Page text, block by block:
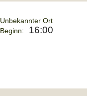
Unbekannter Ort
Beginn:
16:00